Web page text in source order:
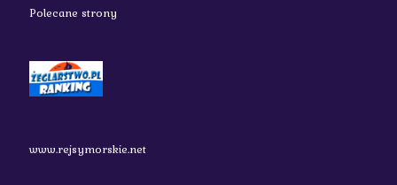
Polecane strony
www.rejsymorskie.net